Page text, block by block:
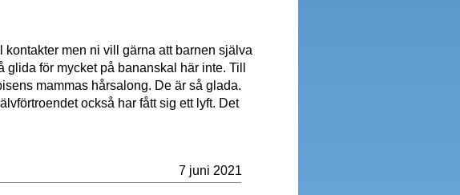
men ni vill gärna att barnen själva
för mycket på bananskal här inte. Till
mammas hårsalong. De är så glada.
också har fått sig ett lyft. Det
7 juni 2021